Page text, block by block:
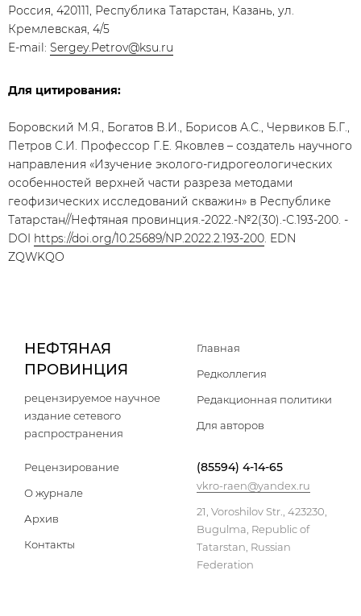
Россия, 420111, Республика Татарстан, Казань, ул.
Кремлевская, 4/5
E-mail: Sergey.Petrov@ksu.ru
Для цитирования:
Боровский М.Я., Богатов В.И., Борисов А.С., Червиков Б.Г.,
Петров С.И. Профессор Г.Е. Яковлев – создатель научного
направления «Изучение эколого-гидрогеологических
особенностей верхней части разреза методами
геофизических исследований скважин» в Республике
Татарстан//Нефтяная провинция.-2022.-№2(30).-С.193-200. -
DOI https://doi.org/10.25689/NP.2022.2.193-200. EDN
ZQWKQO
НЕФТЯНАЯ
ПРОВИНЦИЯ
рецензируемое научное
издание сетевого
распространения
Главная
Редколлегия
Редакционная политики
Для авторов
Рецензирование
О журнале
Архив
Контакты
(85594) 4-14-65
vkro-raen@yandex.ru
21, Voroshilov Str., 423230,
Bugulma, Republic of
Tatarstan, Russian
Federation